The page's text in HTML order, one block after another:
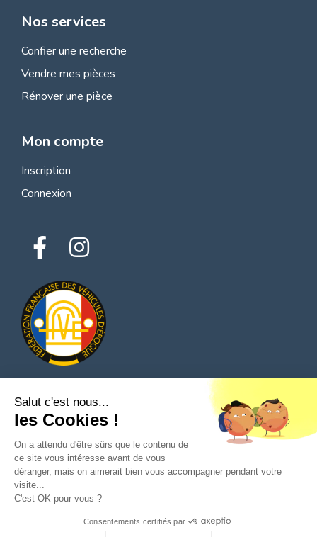
Poser une question au vendeur
Nos services
Confier une recherche
Vendre mes pièces
Rénover une pièce
Mon compte
Inscription
Connexion
© 2026 Tous droits réservés - Classic Parts Finder
Politique de confidentialités
Conditions générales d'utilisation
Mentions légales
Salut c'est nous...
les Cookies !
On a attendu d'être sûrs que le contenu de
ce site vous intéresse avant de vous
déranger, mais on aimerait bien vous accompagner pendant votre
visite...
C'est OK pour vous ?
Consentements certifiés par